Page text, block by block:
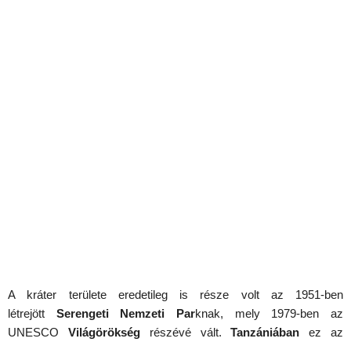
A kráter területe eredetileg is része volt az 1951-ben
létrejött Serengeti Nemzeti Parknak, mely 1979-ben az
UNESCO Világörökségrészévé vált.Tanzániában ez az